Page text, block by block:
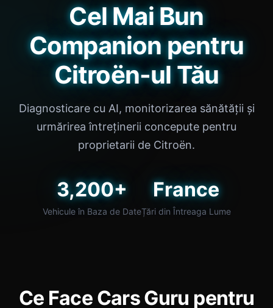
Cel Mai Bun
Companion pentru
Citroën-ul Tău
Diagnosticare cu AI, monitorizarea sănătății și
urmărirea întreținerii concepute pentru
proprietarii de Citroën.
3,200+
Vehicule în Baza de Date
France
Țări din Întreaga Lume
Ce Face Cars Guru pentru